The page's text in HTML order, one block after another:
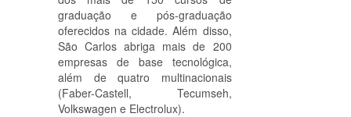
graduação e pós-graduação
oferecidos na cidade. Além disso,
São Carlos abriga mais de 200
empresas de base tecnológica,
além de quatro multinacionais
(Faber-Castell, Tecumseh,
Volkswagen e Electrolux).